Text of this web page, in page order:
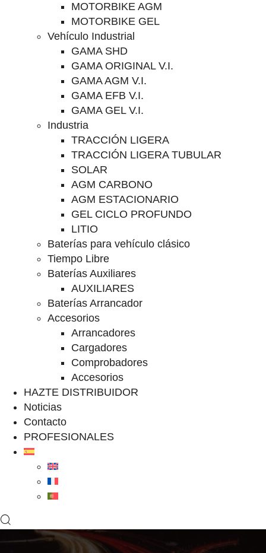
MOTORBIKE AGM
MOTORBIKE GEL
Vehículo Industrial
GAMA SHD
GAMA ORIGINAL V.I.
GAMA AGM V.I.
GAMA EFB V.I.
GAMA GEL V.I.
Industria
TRACCIÓN LIGERA
TRACCIÓN LIGERA TUBULAR
SOLAR
AGM CARBONO
AGM ESTACIONARIO
GEL CICLO PROFUNDO
LITIO
Baterías para vehículo clásico
Tiempo Libre
Baterías Auxiliares
AUXILIARES
Baterías Arrancador
Accesorios
Arrancadores
Cargadores
Comprobadores
Accesorios
HAZTE DISTRIBUIDOR
Noticias
Contacto
PROFESIONALES